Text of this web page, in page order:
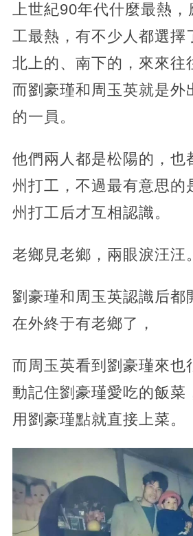
上世紀90年代什麼最熱，
工最熱，有不少人都選擇
北上的、南下的，來來往
而劉豪瑾和周玉英就是外
的一員。
他們兩人都是松陽的，也
州打工， 不過最有意思的
州打工后才互相認識。
老鄉見老鄉，兩眼淚汪汪。
劉豪瑾和周玉英認識后都
在外終于有老鄉了，
而周玉英看到劉豪瑾來也
動記住劉豪瑾愛吃的飯菜
用劉豪瑾點就直接上菜。